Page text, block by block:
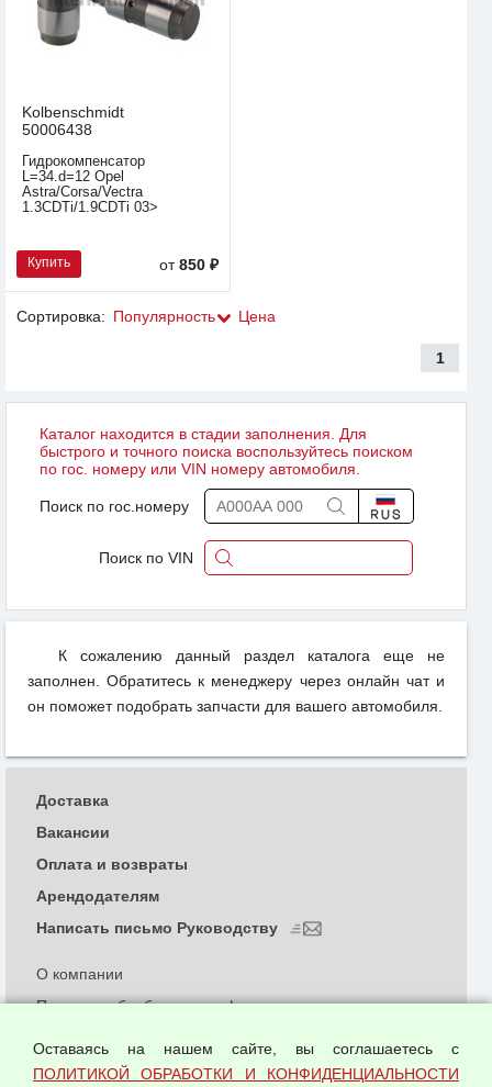
Kolbenschmidt
50006438
Гидрокомпенсатор
L=34.d=12 Opel
Astra/Corsa/Vectra
1.3CDTi/1.9CDTi 03>
Купить от850 ₽
Сортировка: Популярность Цена
1
Каталог находится в стадии заполнения. Для
быстрого и точного поиска воспользуйтесь поиском
по гос. номеру или VIN номеру автомобиля.
Поиск по гос.номеру
Поиск по VIN
К сожалению данный раздел каталога еще не
заполнен. Обратитесь к менеджеру через онлайн чат и
он поможет подобрать запчасти для вашего автомобиля.
О компании
Политика обработки и конфиденциальности
Согласием на обработку персональных данных
Доставка
Вакансии
Оплата и возвраты
Арендодателям
Написать письмо Руководству
Оставаясь на нашем сайте, вы соглашаетесь с
ПОЛИТИКОЙ ОБРАБОТКИ И КОНФИДЕНЦИАЛЬНОСТИ